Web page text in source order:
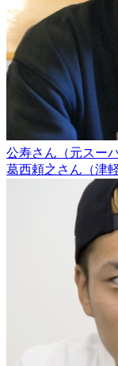
公寿さん（元スー
葛西頼之さん（津